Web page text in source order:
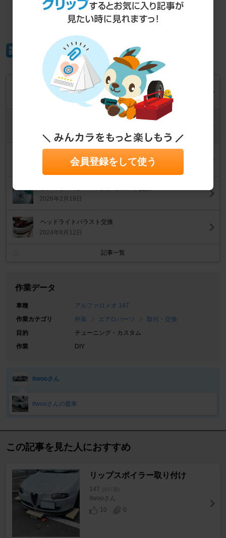
ヘッドライトレンズだけ交換
2026年5月2日
2026年5月2日
2026年4月4日
2026年2月18日
ヘッドライトバラスト交換
2024年8月12日
記事一覧
作業データ
車種
アルファロメオ 147
作業カテゴリ
外装 エアロパーツ
取付・交換
目的
チューニング・カスタム
作業
DIY
itwooさん
itwooさんの愛車
この記事を見た人におすすめ
リップスポイラー取り付け
147 [937系]
itwooさん
10
0
会員登録をして使う